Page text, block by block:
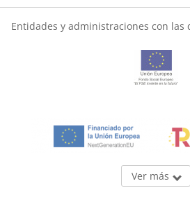
Entidades y administraciones con las
Ver más